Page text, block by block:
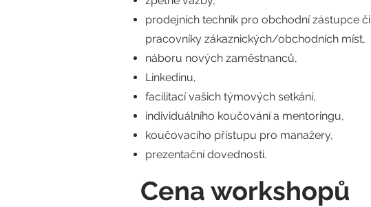
prodejních technik pro obchodní zástupce či
pracovníky zákaznických/obchodních míst,
náboru nových zaměstnanců,
Linkedinu,
facilitací vašich týmových setkání,
individuálního koučování a mentoringu,
koučovacího přístupu pro manažery,
prezentační dovednosti.
Cena workshopů